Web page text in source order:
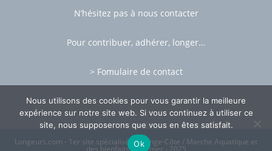
N’hésitez pas à nous contacter
Pour contribuer, adhérer, longer…
> Fomulaire de contact
Longeurs.com - 1er site spécialisé du Longe-Côte / Marche Aquatique et
des bienfaits de la mer - 2025
Nous utilisons des cookies pour vous garantir la meilleure
expérience sur notre site web. Si vous continuez à utiliser ce
site, nous supposerons que vous en êtes satisfait.
Ok